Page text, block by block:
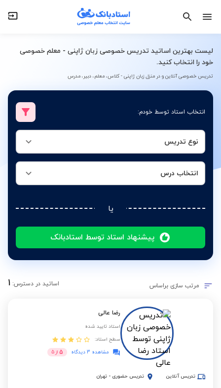
لیست بهترین اساتید تدریس خصوصی زبان ژاپنی - معلم خصوصی
خود را انتخاب کنید.
تدریس خصوصی آنلاین و در منزل زبان ژاپنی - کلاس، معلم، دبیر، مدرس
انتخاب استاد توسط خودم:
نوع تدریس
انتخاب درس
یا
پیشنهاد استاد توسط استادبانک
انتخاب درس
مرتب سازی براساس اساتید در دسترس: 1
رضا عالی
استاد تایید شده
سطح استاد:
مشاهده 3 دیدگاه
5 از 5
تدریس آنلاین تدریس حضوری - تهران